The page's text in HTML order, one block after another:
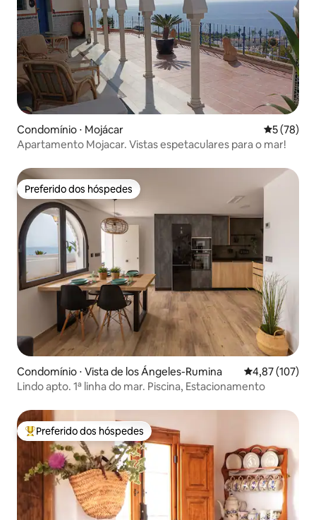
Condomínio ⋅ Mojácar 5 de uma
5 (78)
Apartamento Mojacar. Vistas espetaculares para o mar!
Preferido dos hóspedes
Preferido dos hóspedes
Condomínio ⋅ Vista de los Ángeles-Rumina 4,87 de uma
4,87 (107)
Lindo apto. 1ª linha do mar. Piscina, Estacionamento
Entre os melhores preferidos dos hóspedes
Preferido dos hóspedes